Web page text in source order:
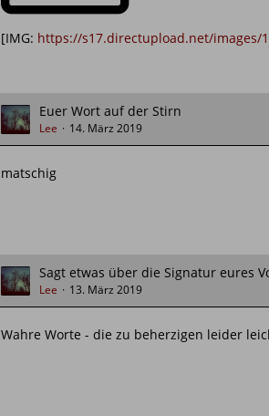
[IMG: https://s17.directupload.net/images/
Euer Wort auf der Stirn
Lee 14. März 2019
matschig
Sagt etwas über die Signatur eures
Lee 13. März 2019
Wahre Worte - die zu beherzigen leider